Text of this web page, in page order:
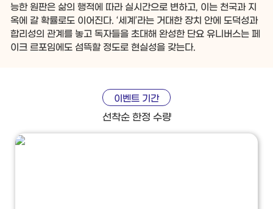
능한 원판은 삶의 행적에 따라 실시간으로 변하고, 이는 천국과 지
옥에 갈 확률로도 이어진다. ‘세계’라는 거대한 장치 안에 도덕성과
합리성의 관계를 놓고 독자들을 초대해 완성한 단요 유니버스는 페
이크 르포임에도 섬뜩할 정도로 현실성을 갖는다.
이벤트 기간
선착순 한정 수량